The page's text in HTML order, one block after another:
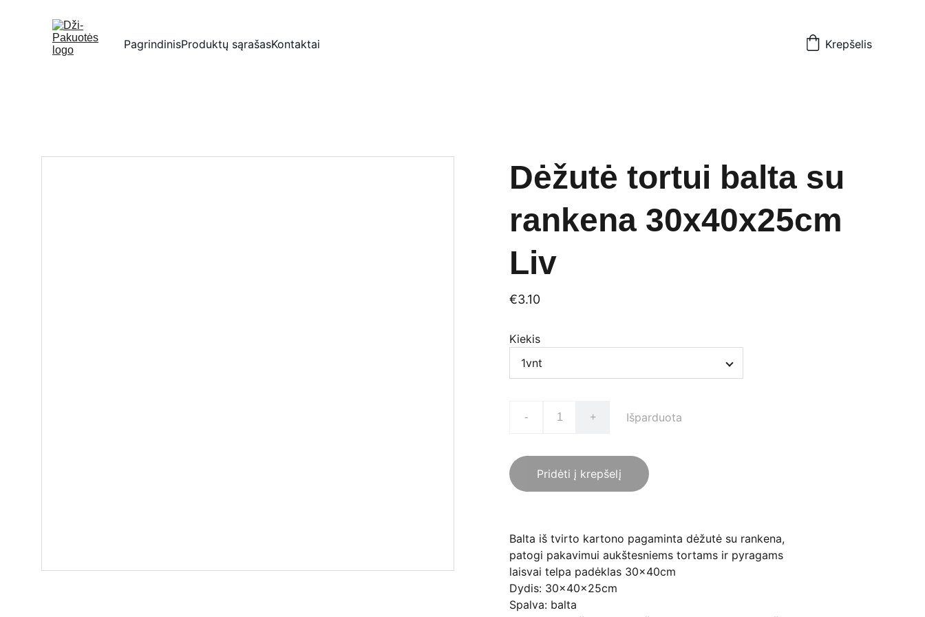
PagrindinisProduktų sąrašasKontaktai Krepšelis
Dėžutė tortui balta su
rankena 30x40x25cm
Liv
€3.10
Kiekis
- + Išparduota
Pridėti į krepšelį
Balta iš tvirto kartono pagaminta dėžutė su rankena,
patogi pakavimui aukštesniems tortams ir pyragams
laisvai telpa padėklas 30x40cm
Dydis: 30x40x25cm
Spalva: balta